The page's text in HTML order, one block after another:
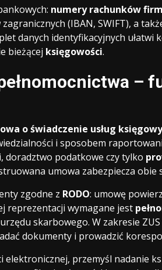
numery rachunków
(IBAN, SWIFT), a
danych identyfikacyjnych ułatwi
bieżącej księgowości.
–
o świadczenie usług
i sposobem
doradztwo podatkowe czy tylko
umowa zabezpiecza
zgodne z RODO: umowę
reprezentacji wymagane jest
skarbowego. W zakresie
dokumenty i prowadzić
elektronicznej, przemyśl nadanie